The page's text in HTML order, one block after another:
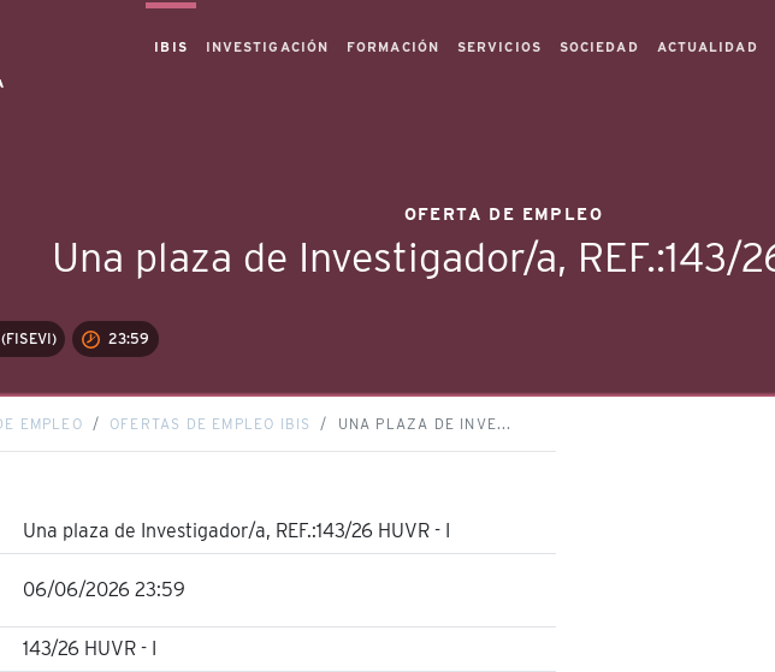
IBIS INVESTIGACIÓN FORMACIÓN SERVICIOS SOCIEDAD ACTUALIDAD
OFERTA DE EMPLEO
Una plaza de Investigador/a, REF.:143/
23:59
EMPLEO OFERTAS DE EMPLEO IBIS UNA PLAZA DE INVE...
Una plaza de Investigador/a, REF.:143/26 HUVR - I
06/06/2026 23:59
143/26 HUVR - I